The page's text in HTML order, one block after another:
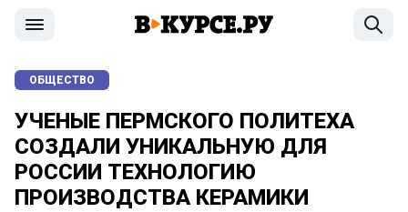
ОБЩЕСТВО
УЧЕНЫЕ ПЕРМСКОГО ПОЛИТЕХА
СОЗДАЛИ УНИКАЛЬНУЮ ДЛЯ
РОССИИ ТЕХНОЛОГИЮ
ПРОИЗВОДСТВА КЕРАМИКИ